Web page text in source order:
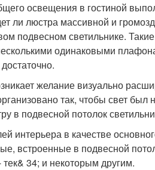
освещения в гостиной
ли люстра массивной и
подвесном светильнике.
одинаковыми
желание визуально
так, чтобы свет
в подвесной потолок
интерьера в качестве
встроенные в подвесной
34; и некоторым другим.